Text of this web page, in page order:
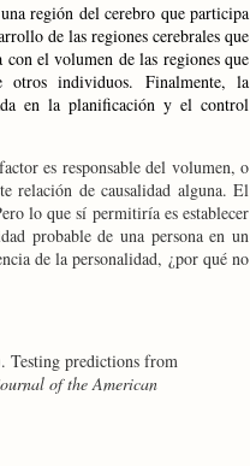
región del cerebro que participa
de las regiones cerebrales que
el volumen de las regiones que
individuos. Finalmente, la
en la planificación y el control
es responsable del volumen, o
relación de causalidad alguna. El
lo que sí permitiría es establecer
probable de una persona en un
de la personalidad, ¿por qué no
Testing predictions from
of the American